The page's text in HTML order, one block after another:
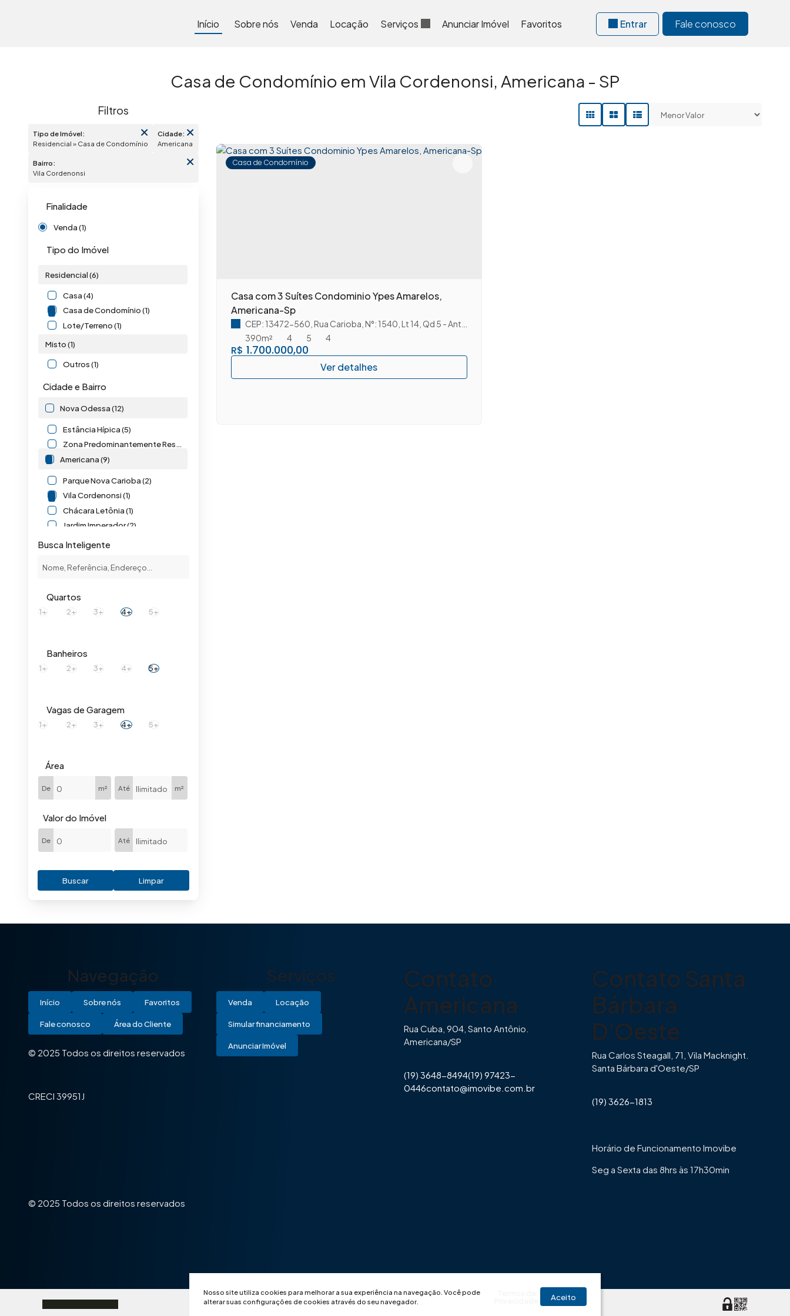
Fale conosco
Entrar
Favoritos
Anunciar Imóvel
Serviços
Locação
Venda
Sobre nós
Início
Nosso site utiliza cookies para melhorar a sua experiência na navegação. Você pode
alterar suas configurações de cookies através do seu navegador.
Aceito
Casa de Condomínio em Vila Cordenonsi, Americana - SP
Tipo de Imóvel:
Residencial » Casa de Condomínio
Cidade:
Americana
Bairro:
Vila Cordenonsi
Finalidade
Venda (1)
Tipo do Imóvel
Residencial (6)
Casa (4)
Casa de Condomínio (1)
Lote/Terreno (1)
Misto (1)
Outros (1)
Cidade e Bairro
Nova Odessa (12)
Estância Hípica (5)
Zona Predominantemente Residencial Dois ( ZPR 2) (7)
Americana (9)
Parque Nova Carioba (2)
Vila Cordenonsi (1)
Chácara Letônia (1)
Jardim Imperador (2)
Jardim São José (1)
Vila Rehder (1)
Jardim Panambi (1)
Busca Inteligente
Quartos
1+ 2+ 3+ 4+ 5+
Banheiros
1+ 2+ 3+ 4+ 5+
Vagas de Garagem
1+ 2+ 3+ 4+ 5+
Área
De m² Até m²
Valor do Imóvel
De Até
Buscar Limpar
Casa de Condomínio
Casa com 3 Suítes Condominio Ypes Amarelos,
Americana-Sp
R$ 1.700.000,00
CEP: 13472-560 Rua Carioba N°: 1540 Lt 14, Qd 5 - Antenor Fiorini
4
5
390m² 4
Navegação
Início Sobre nós Favoritos
Fale conosco Área do Cliente
© 2025 Todos os direitos reservados
CRECI 39951J
Serviços
Venda Locação
Simular financiamento
Anunciar Imóvel
Contato
Americana
Rua Cuba, 904, Santo Antônio.
Americana/SP
(19) 3648-8494(19) 97423-
0446contato@imovibe.com.br
Contato Santa
Bárbara
D'Oeste
Rua Carlos Steagall, 71, Vila Macknight.
Santa Bárbara d'Oeste/SP
(19) 3626-1813
Horário de Funcionamento Imovibe
Seg a Sexta das 8hrs às 17h30min
© 2025 Todos os direitos reservados